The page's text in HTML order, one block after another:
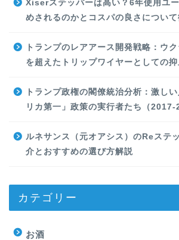
Xiserステッパーは高い？6年使用ユ
めされるのかとコスパの良さについ
トランプのレアアース開発戦略：ウ
を超えたトリップワイヤーとしての
トランプ政権の閣僚統治分析：激し
リカ第一」政策の実行者たち（2017-
ルネサンス（元オアシス）のReステ
介とおすすめの選び方解説
カテゴリー
お酒